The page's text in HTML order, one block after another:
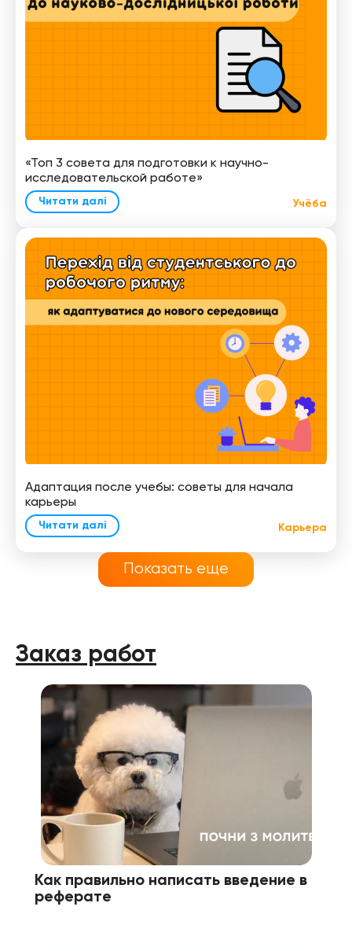
«Топ 3 совета для подготовки к научно-
исследовательской работе»
Читати далі Учёба
Адаптация после учебы: советы для начала
карьеры
Читати далі Карьера
Показать еще
Заказ работ
Как правильно написать введение в
реферате